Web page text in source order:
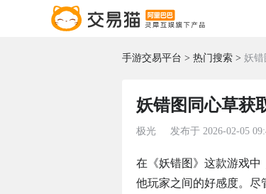
手游交易平台 热门搜索 妖错
妖错图同心草获
极光 发布于 2026-02-05
在《妖错图》这款游戏中
他玩家之间的好感度。尽